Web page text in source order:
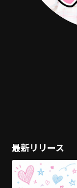
最新リリース